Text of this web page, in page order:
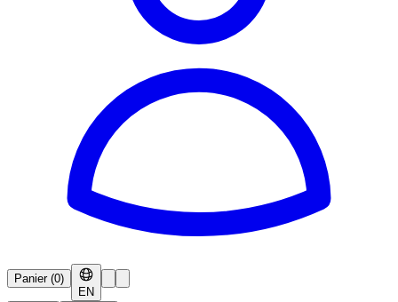
Panier(0)
EN